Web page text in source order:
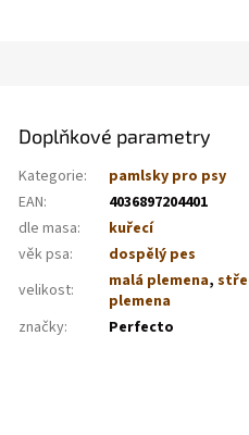
Doplňkové parametry
Kategorie:
pamlsky pro psy
EAN:
4036897204401
dle masa:
kuřecí
věk psa:
dospělý pes
velikost: malá plemena,
plemena
značky: Perfecto